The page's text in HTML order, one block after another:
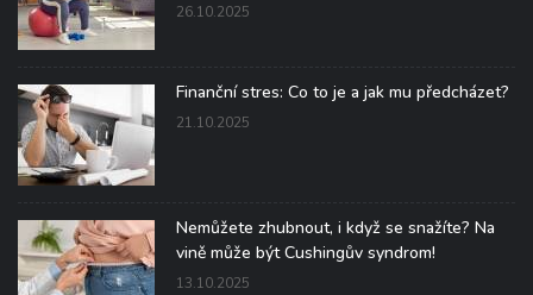
26.10.2025
Finanční stres: Co to je a jak mu předcházet?
21.10.2025
Nemůžete zhubnout, i když se snažíte? Na
vině může být Cushingův syndrom!
13.10.2025